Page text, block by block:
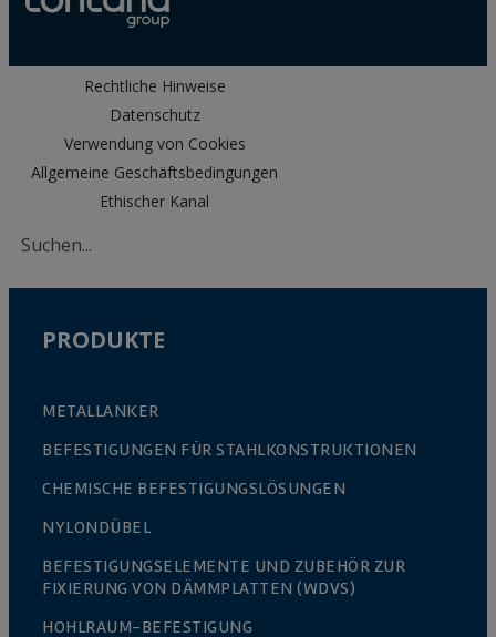
Rechtliche Hinweise
Datenschutz
Verwendung von Cookies
Allgemeine Geschäftsbedingungen
Ethischer Kanal
PRODUKTE
METALLANKER
BEFESTIGUNGEN FÜR STAHLKONSTRUKTIONEN
CHEMISCHE BEFESTIGUNGSLÖSUNGEN
NYLONDÜBEL
BEFESTIGUNGSELEMENTE UND ZUBEHÖR ZUR
FIXIERUNG VON DÄMMPLATTEN (WDVS)
HOHLRAUM-BEFESTIGUNG